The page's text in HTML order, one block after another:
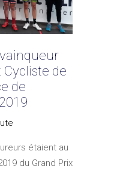
de
de
étaient au
du Grand Prix